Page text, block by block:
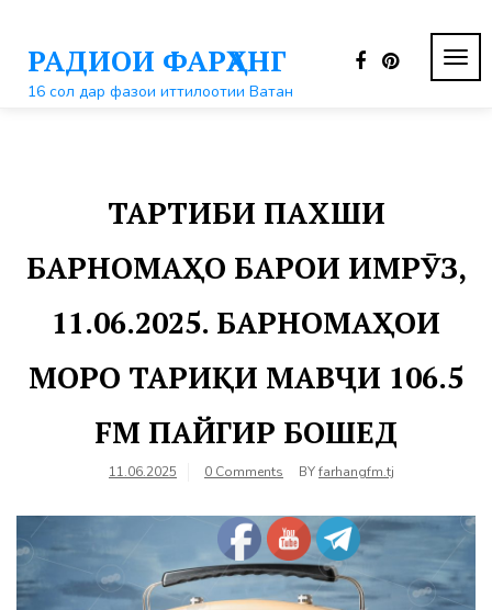
контентуРАДИОИ ФАРҲАНГ
16 сол дар фазои иттилоотии Ватан
ТАРТИБИ ПАХШИ
БАРНОМАҲО БАРОИ ИМРӮЗ,
11.06.2025. БАРНОМАҲОИ
МОРО ТАРИҚИ МАВҶИ 106.5
FM ПАЙГИР БОШЕД
11.06.2025 0 Comments BYfarhangfm.tj